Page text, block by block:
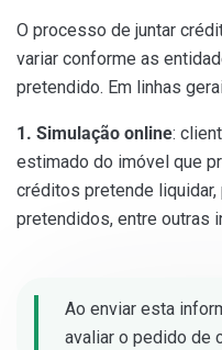
O processo de juntar
variar conforme as
pretendido. Em linhas
1. Simulação online:
estimado do imóvel que
créditos pretende
pretendidos, entre outras
Ao enviar esta
avaliar o pedido de